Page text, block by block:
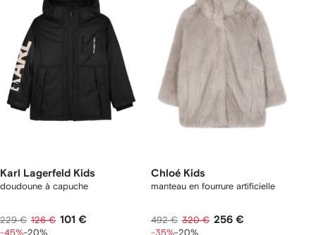
Karl Lagerfeld Kids
doudoune à capuche
229 € 126 € 101 €
-45%-20%
Chloé Kids
manteau en fourrure artificielle
492 € 320 € 256 €
-35%-20%